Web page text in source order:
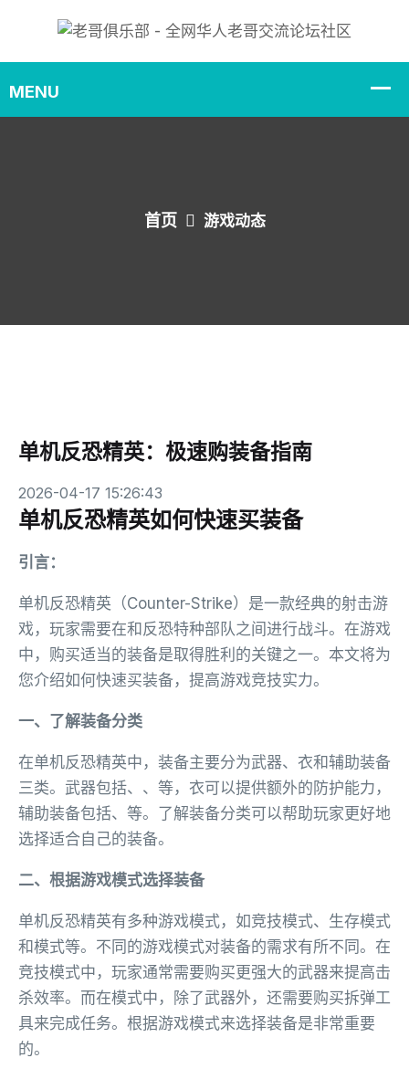
首页 游戏动态
单机反恐精英：极速购装备指南
2026-04-17 15:26:43
单机反恐精英如何快速买装备
引言：
单机反恐精英（Counter-Strike）是一款经典的射击游
戏，玩家需要在和反恐特种部队之间进行战斗。在游戏
中，购买适当的装备是取得胜利的关键之一。本文将为
您介绍如何快速买装备，提高游戏竞技实力。
一、了解装备分类
在单机反恐精英中，装备主要分为武器、衣和辅助装备
三类。武器包括、、等，衣可以提供额外的防护能力，
辅助装备包括、等。了解装备分类可以帮助玩家更好地
选择适合自己的装备。
二、根据游戏模式选择装备
单机反恐精英有多种游戏模式，如竞技模式、生存模式
和模式等。不同的游戏模式对装备的需求有所不同。在
竞技模式中，玩家通常需要购买更强大的武器来提高击
杀效率。而在模式中，除了武器外，还需要购买拆弹工
具来完成任务。根据游戏模式来选择装备是非常重要
的。